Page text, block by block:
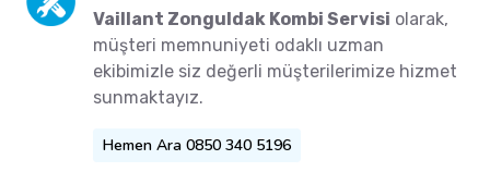
Vaillant Zonguldak Kombi Servisi olarak,
müşteri memnuniyeti odaklı uzman
ekibimizle siz değerli müşterilerimize hizmet
sunmaktayız.
Hemen Ara 0850 340 5196